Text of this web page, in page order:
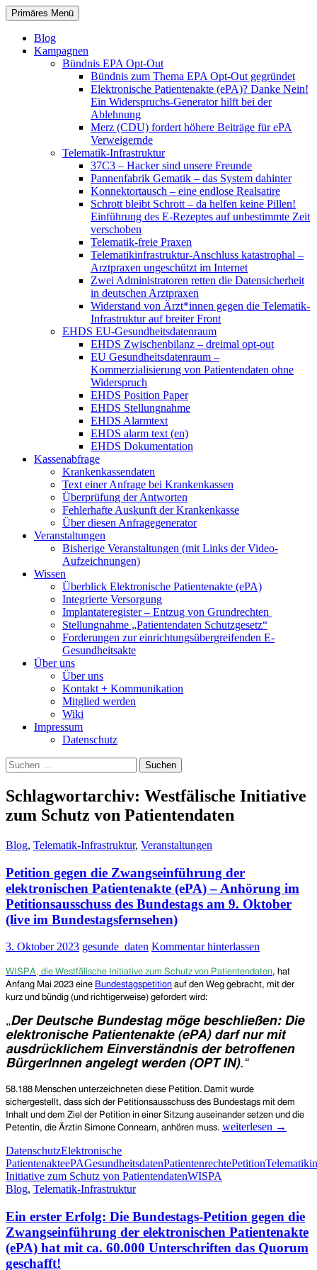
Zum
Inhalt
springen
patientenrechte-datenschutz.de
Suchen
Primäres Menü
Blog
Kampagnen
Bündnis EPA Opt-Out
Bündnis zum Thema EPA Opt-Out gegründet
Elektronische Patientenakte (ePA)? Danke Nein!
Ein Widerspruchs-Generator hilft bei der
Ablehnung
Merz (CDU) fordert höhere Beiträge für ePA
Verweigernde
Telematik-Infrastruktur
37C3 – Hacker sind unsere Freunde
Pannenfabrik Gematik – das System dahinter
Konnektortausch – eine endlose Realsatire
Schrott bleibt Schrott – da helfen keine Pillen!
Einführung des E-Rezeptes auf unbestimmte Zeit
verschoben
Telematik-freie Praxen
Telematikinfrastruktur-Anschluss katastrophal –
Arztpraxen ungeschützt im Internet
Zwei Administratoren retten die Datensicherheit
in deutschen Arztpraxen
Widerstand von Ärzt*innen gegen die Telematik-
Infrastruktur auf breiter Front
EHDS EU-Gesundheitsdatenraum
EHDS Zwischenbilanz – dreimal opt-out
EU Gesundheitsdatenraum –
Kommerzialisierung von Patientendaten ohne
Widerspruch
EHDS Position Paper
EHDS Stellungnahme
EHDS Alarmtext
EHDS alarm text (en)
EHDS Dokumentation
Kassenabfrage
Krankenkassendaten
Text einer Anfrage bei Krankenkassen
Überprüfung der Antworten
Fehlerhafte Auskunft der Krankenkasse
Über diesen Anfragegenerator
Veranstaltungen
Bisherige Veranstaltungen (mit Links der Video-
Aufzeichnungen)
Wissen
Überblick Elektronische Patientenakte (ePA)
Integrierte Versorgung
Implantateregister – Entzug von Grundrechten
Stellungnahme „Patientendaten Schutzgesetz“
Forderungen zur einrichtungsübergreifenden E-
Gesundheitsakte
Über uns
Über uns
Kontakt + Kommunikation
Mitglied werden
Wiki
Impressum
Datenschutz
Suchen
nach:
Schlagwortarchiv: Westfälische Initiative
zum Schutz von Patientendaten
Blog, Telematik-Infrastruktur, Veranstaltungen
Petition gegen die Zwangseinführung der
elektronischen Patientenakte (ePA) – Anhörung im
Petitionsausschuss des Bundestags am 9. Oktober
(live im Bundestagsfernsehen)
3. Oktober 2023 gesunde_daten Kommentar hinterlassen
WISPA, die Westfälische Initiative zum Schutz von Patientendaten, hat
Anfang Mai 2023 eine Bundestagspetition auf den Weg gebracht, mit der
kurz und bündig (und richtigerweise) gefordert wird:
„Der Deutsche Bundestag möge beschließen: Die
elektronische Patientenakte (ePA) darf nur mit
ausdrücklichem Einverständnis der betroffenen
BürgerInnen angelegt werden (OPT IN).“
58.188 Menschen unterzeichneten diese Petition. Damit wurde
sichergestellt, dass sich der Petitionsausschuss des Bundestags mit dem
Inhalt und dem Ziel der Petition in einer Sitzung auseinander setzen und die
Petentin, die Ärztin Simone Connearn, anhören muss. Petition
Zwangseinführung
der
(ePA)
–
Anhörung
im
weiterlesen →
DatenschutzElektronische
PatientenakteePAGesundheitsdatenPatientenrechtePetition
Initiative zum Schutz von PatientendatenWISPA
Blog, Telematik-Infrastruktur
Ein erster Erfolg: Die Bundestags-Petition gegen die
Zwangseinführung der elektronischen Patientenakte
(ePA) hat mit ca. 60.000 Unterschriften das Quorum
geschafft!